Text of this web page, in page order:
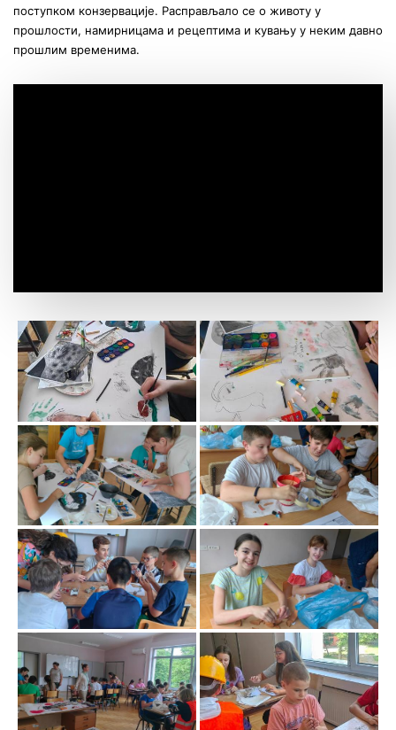
поступком конзервације. Расправљало се о животу у
прошлости, намирницама и рецептима и кувању у неким давно
прошлим временима.